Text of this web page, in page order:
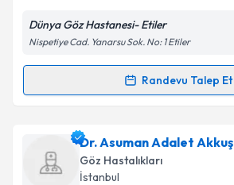
Kişisel verilerimin işlenmesine
Metni'ni okudum ve kişisel
Takvim Talebini
Dünya Göz Hastanesi- Etiler
Nispetiye Cad. Yanarsu Sok. No: 1 Etiler
Randevu Talep Et
Randevu Takvimi Talebi
Op. Dr. Nursen Şeniçin randevu
oluşturun. Size bu uzmandan
takvim hazırlandığında e-posta ile
Dr. Asuman Adalet Akkuş
Göz Hastalıkları
İstanbul